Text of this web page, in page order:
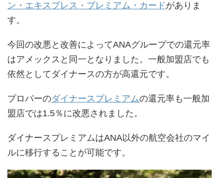
ン・エキスプレス・プレミアム・カードがありま
す。
今回の改悪と改善によってANAグループでの還元率
はアメックスと同一となりました。一般加盟店でも
依然としてダイナースの方が高還元です。
プロパーのダイナースプレミアムの還元率も一般加
盟店では1.5％に改悪されました。
ダイナースプレミアムはANA以外の航空会社のマイ
ルに移行することが可能です。